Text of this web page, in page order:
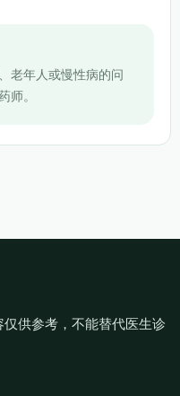
老年人或慢性病的问
师。
供参考，不能替代医生诊